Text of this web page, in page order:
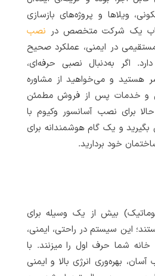
ویلاها و پروژه‌های بازسازی
یک شرکت متخصص در نصب
در ایمنی، عملکرد صحیح
اگر به‌دنبال نصبی حرفه‌ای،
هستید و می‌خواهید از مشاوره
و خدمات پس از فروش مطمئن
برای نصب آسانسور وکیوم با
و یک گام هوشمندانه برای
خود بردارید.
بیش از یک وسیله برای
این سیستم در راحتی، ایمنی،
شما حرف اول را میزنند. با
بهره‌وری انرژی بالا و ایمنی